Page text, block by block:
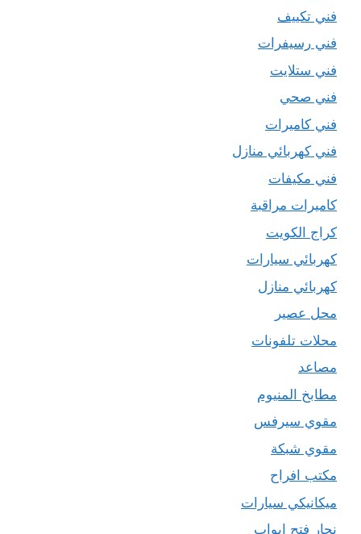
فني تكييف
فني رسيفرات
فني ستلايت
فني صحي
فني كاميرات
فني كهربائي منازل
فني مكيفات
كاميرات مراقبة
كراج الكويت
كهربائي سيارات
كهربائي منازل
محل عصير
محلات تلفونات
مصاعد
مطابخ المنيوم
مقوي سيرفس
مقوي شبكة
مكتب افراح
ميكانيكي سيارات
نجار فتح ابواب